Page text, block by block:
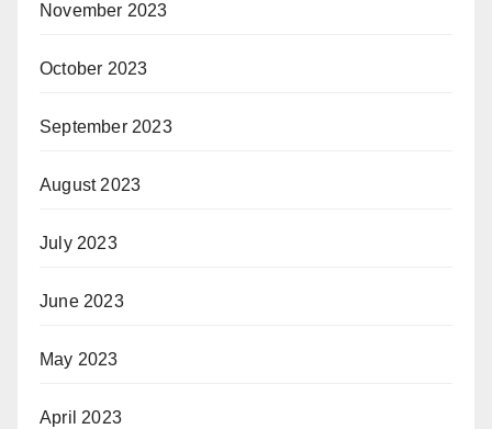
November 2023
October 2023
September 2023
August 2023
July 2023
June 2023
May 2023
April 2023